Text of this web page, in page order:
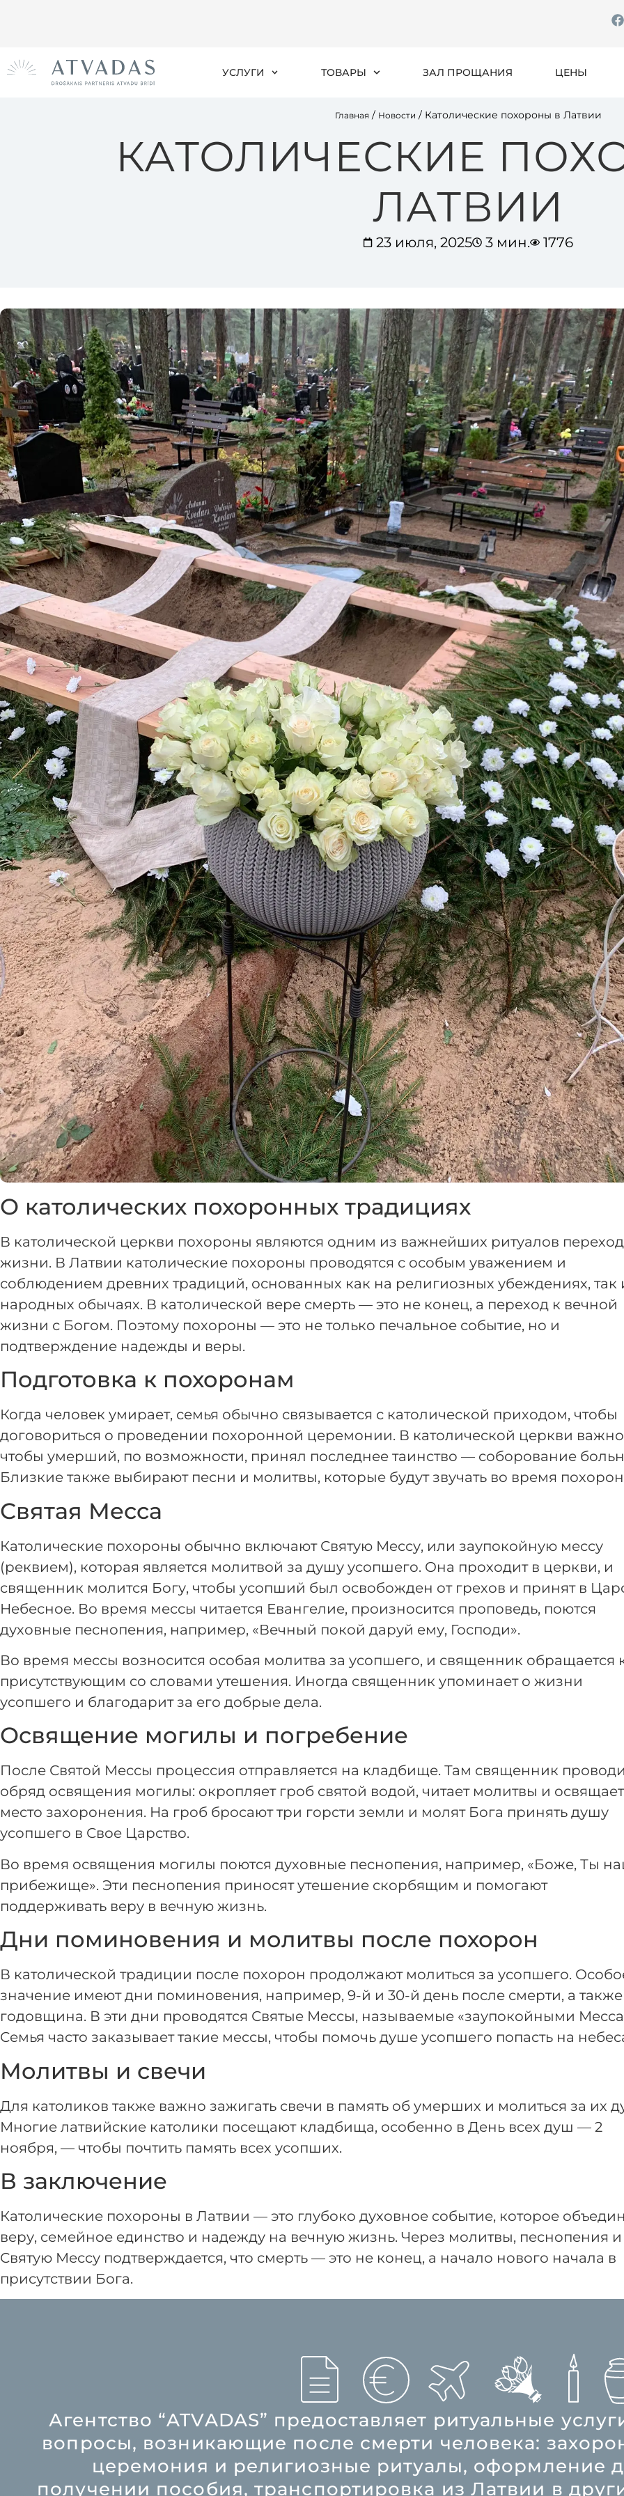
УСЛУГИ ТОВАРЫ ЗАЛ ПРОЩАНИЯ ЦЕНЫ
Главная / Новости / Католические похороны в Латвии
КАТОЛИЧЕСКИЕ
ЛАТВИИ
23 июля, 2025 3 мин. 1776
О католических похоронных традициях
В католической церкви похороны являются одним из важнейших ритуалов
жизни. В Латвии католические похороны проводятся с особым уважением и
соблюдением древних традиций, основанных как на религиозных убеждениях, так
народных обычаях. В католической вере смерть — это не конец, а переход к вечной
жизни с Богом. Поэтому похороны — это не только печальное событие, но и
подтверждение надежды и веры.
Подготовка к похоронам
Когда человек умирает, семья обычно связывается с католической приходом, чтобы
договориться о проведении похоронной церемонии. В католической церкви
чтобы умерший, по возможности, принял последнее таинство — соборование
Близкие также выбирают песни и молитвы, которые будут звучать во время
Святая Месса
Католические похороны обычно включают Святую Мессу, или заупокойную мессу
(реквием), которая является молитвой за душу усопшего. Она проходит в церкви, и
священник молится Богу, чтобы усопший был освобожден от грехов и принят в
Небесное. Во время мессы читается Евангелие, произносится проповедь, поются
духовные песнопения, например, «Вечный покой даруй ему, Господи».
Во время мессы возносится особая молитва за усопшего, и священник обращается
присутствующим со словами утешения. Иногда священник упоминает о жизни
усопшего и благодарит за его добрые дела.
Освящение могилы и погребение
После Святой Мессы процессия отправляется на кладбище. Там священник
обряд освящения могилы: окропляет гроб святой водой, читает молитвы и освящает
место захоронения. На гроб бросают три горсти земли и молят Бога принять душу
усопшего в Свое Царство.
Во время освящения могилы поются духовные песнопения, например, «Боже, Ты
прибежище». Эти песнопения приносят утешение скорбящим и помогают
поддерживать веру в вечную жизнь.
Дни поминовения и молитвы после похорон
В католической традиции после похорон продолжают молиться за усопшего.
значение имеют дни поминовения, например, 9-й и 30-й день после смерти, а также
годовщина. В эти дни проводятся Святые Мессы, называемые «заупокойными
Семья часто заказывает такие мессы, чтобы помочь душе усопшего попасть на
Молитвы и свечи
Для католиков также важно зажигать свечи в память об умерших и молиться за их
Многие латвийские католики посещают кладбища, особенно в День всех душ — 2
ноября, — чтобы почтить память всех усопших.
В заключение
Католические похороны в Латвии — это глубоко духовное событие, которое
веру, семейное единство и надежду на вечную жизнь. Через молитвы, песнопения и
Святую Мессу подтверждается, что смерть — это не конец, а начало нового начала в
присутствии Бога.
Агентство “ATVADAS” предоставляет ритуальные
вопросы, возникающие после смерти человека:
церемония и религиозные ритуалы, оформление
получении пособия, транспортировка из Латвии в